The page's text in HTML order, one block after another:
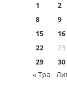
1
2
8
9
15
16
22
23
29
30
« Тра